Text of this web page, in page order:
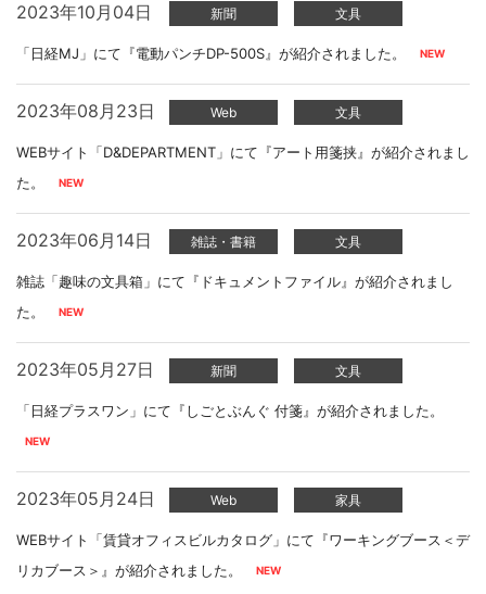
2023年10月04日 新聞 文具
「日経MJ」にて『電動パンチDP-500S』が紹介されました。
2023年08月23日 Web 文具
WEBサイト「D&DEPARTMENT」にて『アート用箋挟』が紹介されまし
た。
2023年06月14日 雑誌・書籍 文具
雑誌「趣味の文具箱」にて『ドキュメントファイル』が紹介されまし
た。
2023年05月27日 新聞 文具
「日経プラスワン」にて『しごとぶんぐ 付箋』が紹介されました。
2023年05月24日 Web 家具
WEBサイト「賃貸オフィスビルカタログ」にて『ワーキングブース＜デ
リカブース＞』が紹介されました。